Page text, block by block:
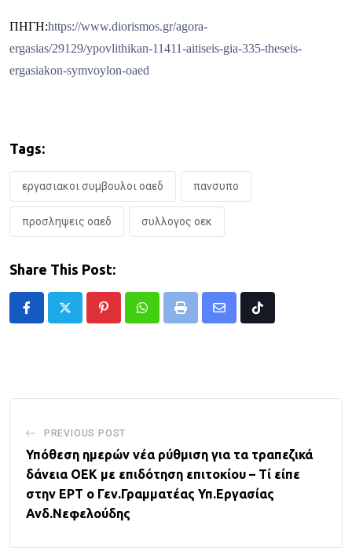
ΠΗΓΗ:https://www.diorismos.gr/agora-
ergasias/29129/ypovlithikan-11411-aitiseis-gia-335-theseis-
ergasiakon-symvoylon-oaed
Tags:
εργασιακοι συμβουλοι οαεδ πανσυπο
προσληψεις οαεδ συλλογος οεκ
Share This Post:
PinterestWhatsappPrint
Share
Tiktok
PREVIOUS POST
Υπόθεση ημερών νέα ρύθμιση για τα τραπεζικά
δάνεια ΟΕΚ με επιδότηση επιτοκίου – Τί είπε
στην ΕΡΤ ο Γεν.Γραμματέας Υπ.Εργασίας
Ανδ.Νεφελούδης